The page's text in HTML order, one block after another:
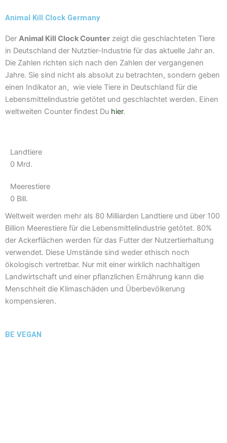
a
m
Animal Kill Clock Germany
Der Animal Kill Clock Counter zeigt die geschlachteten Tiere
in Deutschland der Nutztier-Industrie für das aktuelle Jahr an.
Die Zahlen richten sich nach den Zahlen der vergangenen
Jahre. Sie sind nicht als absolut zu betrachten, sondern geben
einen Indikator an, wie viele Tiere in Deutschland für die
Lebensmittelindustrie getötet und geschlachtet werden. Einen
weltweiten Counter findest Du hier.
Landtiere
0 Mrd.
Meerestiere
0 Bill.
Weltweit werden mehr als 80 Milliarden Landtiere und über 100
Billion Meerestiere für die Lebensmittelindustrie getötet. 80%
der Ackerflächen werden für das Futter der Nutzertierhaltung
verwendet. Diese Umstände sind weder ethisch noch
ökologisch vertretbar. Nur mit einer wirklich nachhaltigen
Landwirtschaft und einer pflanzlichen Ernährung kann die
Menschheit die Klimaschäden und Überbevölkerung
kompensieren.
BE VEGAN